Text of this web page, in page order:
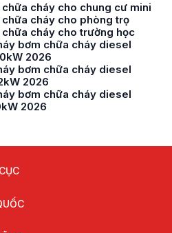
cháy cho chung cư mini
cháy cho phòng trọ
cháy cho trường học
bơm chữa cháy diesel
2026
bơm chữa cháy diesel
2026
bơm chữa cháy diesel
2026